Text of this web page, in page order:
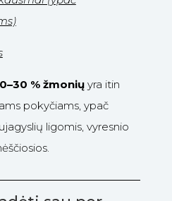
% žmoniųyra itin
pokyčiams, ypač
ligomis, vyresnio